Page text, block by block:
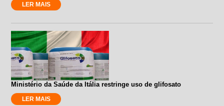
LER MAIS
Ministério da Saúde da Itália restringe uso de glifosato
LER MAIS